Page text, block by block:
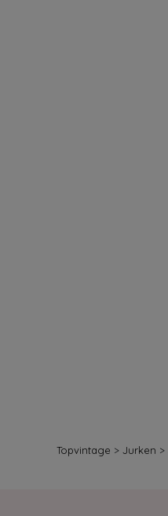
Topvintage > Jurken >